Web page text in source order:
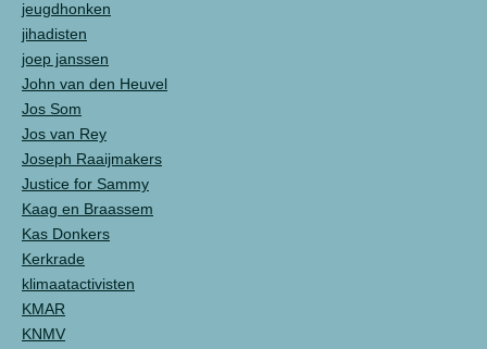
jeugdhonken
jihadisten
joep janssen
John van den Heuvel
Jos Som
Jos van Rey
Joseph Raaijmakers
Justice for Sammy
Kaag en Braassem
Kas Donkers
Kerkrade
klimaatactivisten
KMAR
KNMV